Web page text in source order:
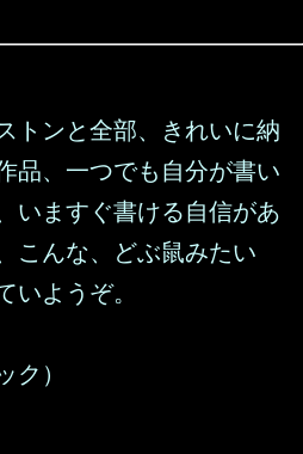
トンと全部、きれいに納
品、一つでも自分が書い
いますぐ書ける自信があ
こんな、どぶ鼠みたい
いようぞ。
ク）